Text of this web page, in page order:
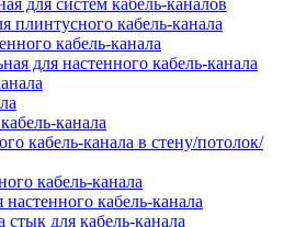
для систем кабель-каналов
плинтусного кабель-канала
кабель-канала
для настенного кабель-канала
канала
кабель-канала в стену/потолок/
кабель-канала
кабель-канала
для кабель-канала